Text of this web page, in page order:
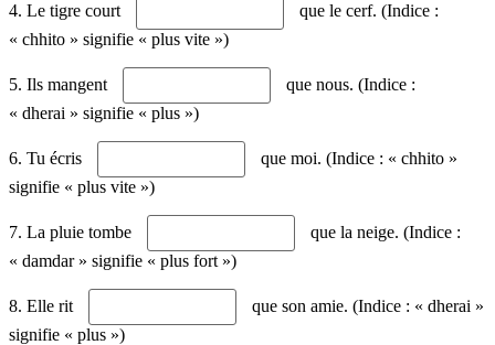
4. Le tigre court
que le cerf. (Indice :
« chhito » signifie « plus vite »)
5. Ils mangent
que nous. (Indice :
« dherai » signifie « plus »)
6. Tu écris
que moi. (Indice : « chhito »
signifie « plus vite »)
7. La pluie tombe
que la neige. (Indice :
« damdar » signifie « plus fort »)
8. Elle rit
que son amie. (Indice : « dherai »
signifie « plus »)